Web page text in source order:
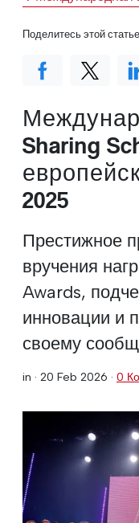
Sharing
2025
Престижное
вручения
Awards,
инновации и
своему
in · 20 Feb 2026 · 0
Поделитесь этой